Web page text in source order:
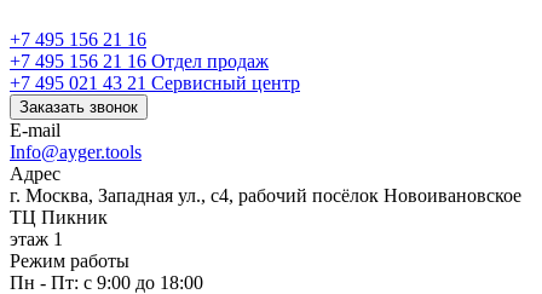
+7 495 156 21 16
+7 495 156 21 16 Отдел продаж
+7 495 021 43 21 Cервисный центр
Заказать звонок
E-mail
Info@ayger.tools
Адрес
г. Москва, Западная ул., с4, рабочий посёлок Новоивановское
ТЦ Пикник
этаж 1
Режим работы
Пн - Пт: с 9:00 до 18:00